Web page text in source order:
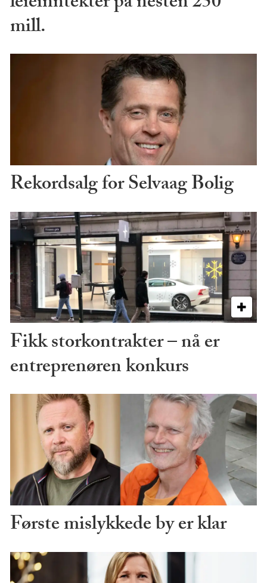
mill.
Rekordsalg for Selvaag Bolig
Fikk storkontrakter – nå er
entreprenøren konkurs
Første mislykkede by er klar